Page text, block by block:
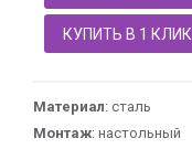
КУПИТЬ В 1 КЛИК
Материал: сталь
Монтаж: настольный